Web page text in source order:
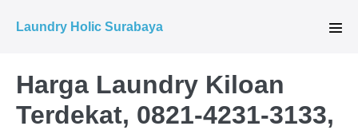
Laundry Holic Surabaya
Harga Laundry Kiloan
Terdekat, 0821-4231-3133,